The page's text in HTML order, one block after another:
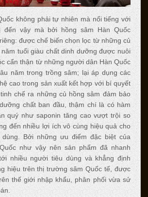
không phải tự nhiên mà nổi tiếng với
đến vậy mà bởi hồng sâm Hàn Quốc
được chế biến chọn lọc từ những củ
tuổi giàu chất dinh dưỡng được nuôi
cẩn thận từ những người dân Hàn Quốc
năm trong trồng sâm; lại áp dụng các
cao trong sản xuất kết hợp với bí quyết
chế ra những củ hồng sâm đảm bảo
chất ban đầu, thậm chí là có hàm
quý như saponin tăng cao vượt trội so
đến nhiều lợi ích vô cùng hiệu quả cho
Bởi những ưu điểm đặc biệt của
như vậy nên sản phẩm đã nhanh
nhiều người tiêu dùng và khẳng định
hiệu trên thị trường sâm Quốc tế, được
thế giới nhập khẩu, phân phối vừa sử